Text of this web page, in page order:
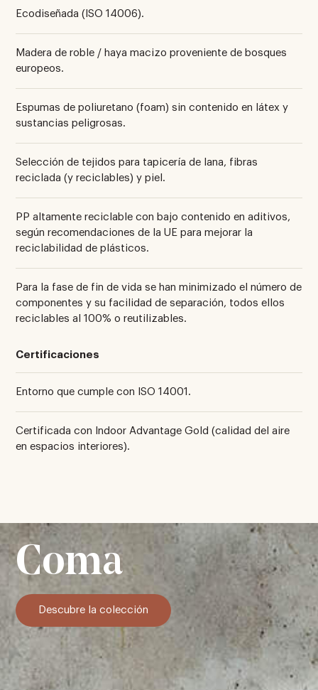
Ecodiseñada (ISO 14006).
Madera de roble / haya macizo proveniente de bosques
europeos.
Espumas de poliuretano (foam) sin contenido en látex y
sustancias peligrosas.
Selección de tejidos para tapicería de lana, fibras
reciclada (y reciclables) y piel.
PP altamente reciclable con bajo contenido en aditivos,
según recomendaciones de la UE para mejorar la
reciclabilidad de plásticos.
Para la fase de fin de vida se han minimizado el número de
componentes y su facilidad de separación, todos ellos
reciclables al 100% o reutilizables.
Certificaciones
Entorno que cumple con ISO 14001.
Certificada con Indoor Advantage Gold (calidad del aire
en espacios interiores).
Coma
Descubre la colección